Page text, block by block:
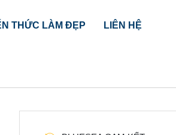
THỨC LÀM ĐẸP LIÊN HỆ